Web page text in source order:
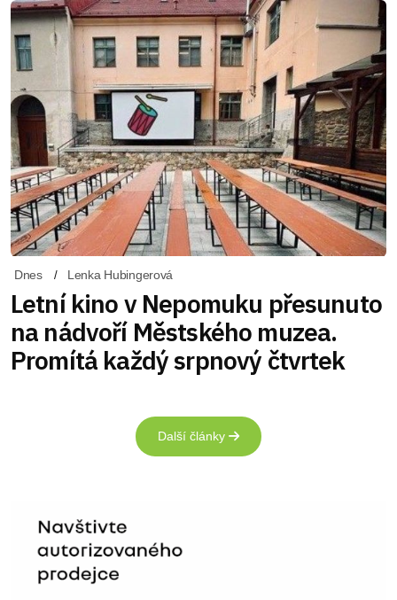
Dnes Lenka Hubingerová
Letní kino v Nepomuku přesunuto
na nádvoří Městského muzea.
Promítá každý srpnový čtvrtek
Další články